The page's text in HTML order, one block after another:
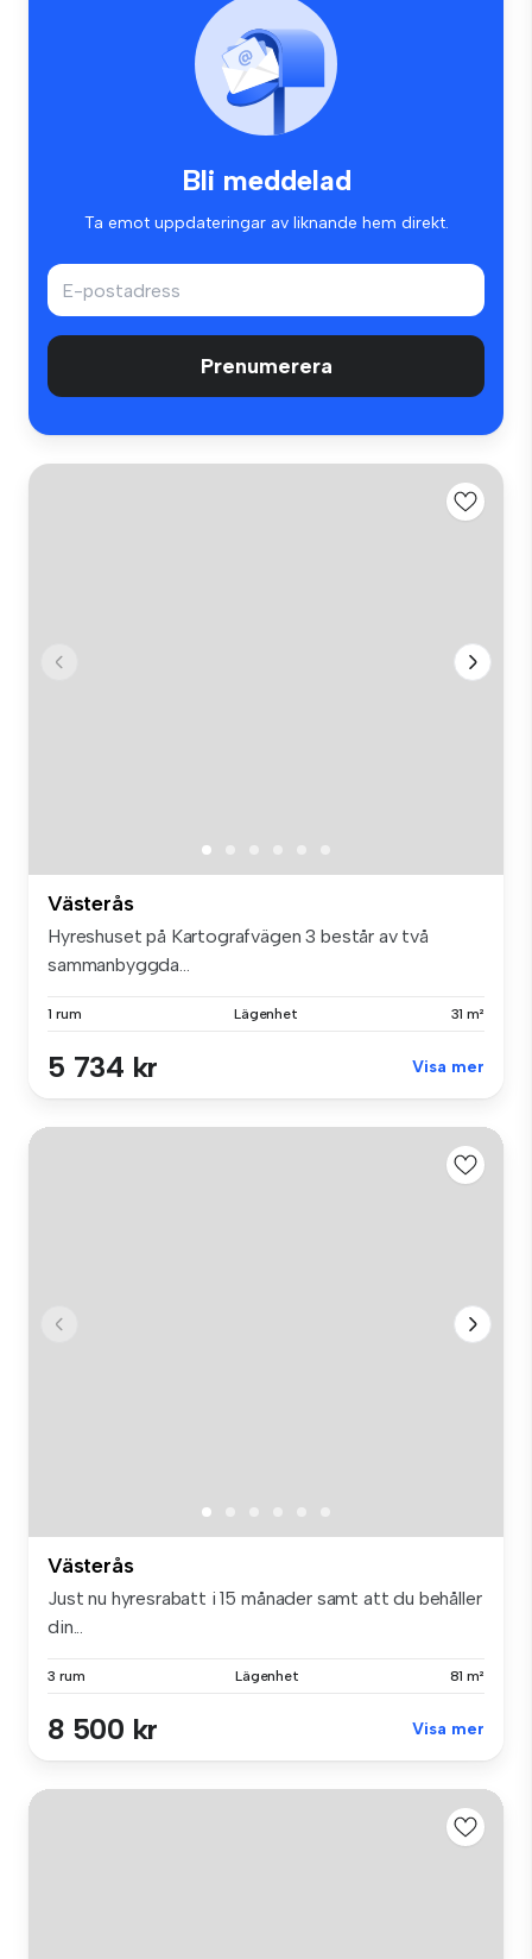
Bli meddelad
Ta emot uppdateringar av liknande hem direkt.
Prenumerera
Västerås
Hyreshuset på Kartografvägen 3 består av två
sammanbyggda...
1 rum Lägenhet 31 m²
5 734 kr Visa mer
Västerås
Just nu hyresrabatt i 15 månader samt att du behåller
din...
3 rum Lägenhet 81 m²
8 500 kr Visa mer